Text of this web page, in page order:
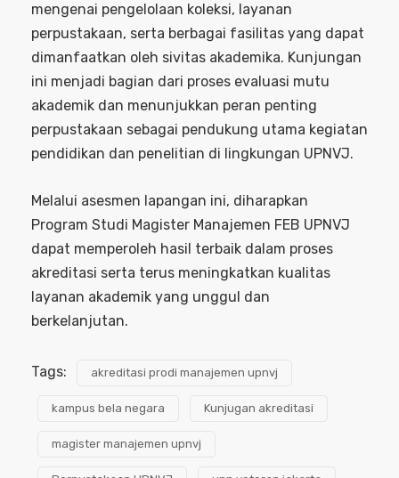
mengenai pengelolaan koleksi, layanan
perpustakaan, serta berbagai fasilitas yang dapat
dimanfaatkan oleh sivitas akademika. Kunjungan
ini menjadi bagian dari proses evaluasi mutu
akademik dan menunjukkan peran penting
perpustakaan sebagai pendukung utama kegiatan
pendidikan dan penelitian di lingkungan UPNVJ.
Melalui asesmen lapangan ini, diharapkan
Program Studi Magister Manajemen FEB UPNVJ
dapat memperoleh hasil terbaik dalam proses
akreditasi serta terus meningkatkan kualitas
layanan akademik yang unggul dan
berkelanjutan.
Tags: akreditasi prodi manajemen upnvj
kampus bela negara Kunjugan akreditasi
magister manajemen upnvj